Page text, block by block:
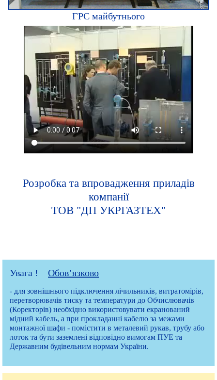
ГРС майбутнього
Розробка та впровадження приладів
компанії
ТОВ "ДП УКРГАЗТЕХ"
Увага ! Обов’язково
- для зовнішнього підключення лічильників, витратомірів,
перетворювачів тиску та температури до Обчислювачів
(Коректорів) необхідно використовувати екранований
мідний кабель, а при прокладанні кабелю за межами
монтажної шафи - помістити в металевий рукав, трубу або
лоток та бути заземлені відповідно вимогам ПУЕ та
Державним будівельним нормам України.